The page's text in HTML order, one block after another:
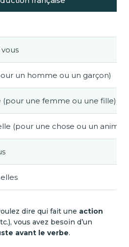
un homme ou un garçon)
(pour une femme ou une fille)
(pour une chose ou un
dire qui fait une action
vous avez besoin d’un
avant le verbe.